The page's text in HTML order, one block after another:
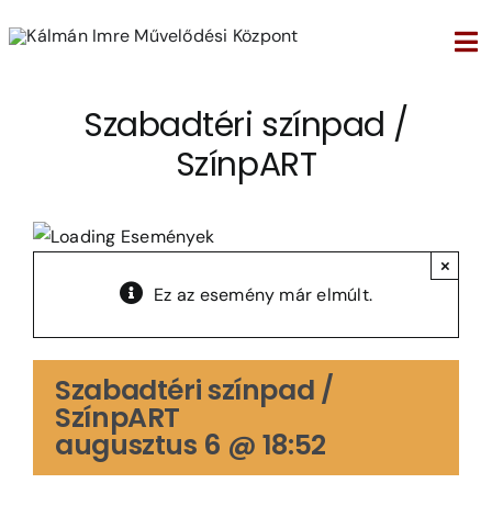
Szabadtéri színpad /
SzínpART
Ez az esemény már elmúlt.
×
Szabadtéri színpad /
SzínpART
augusztus 6 @ 18:52